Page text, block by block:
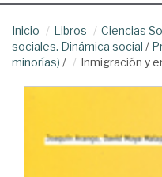
Inicio Libros Ciencias
sociales. Dinámica social /
minorías) / Inmigración y